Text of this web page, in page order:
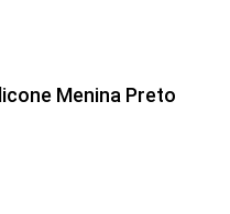
Menina Preto